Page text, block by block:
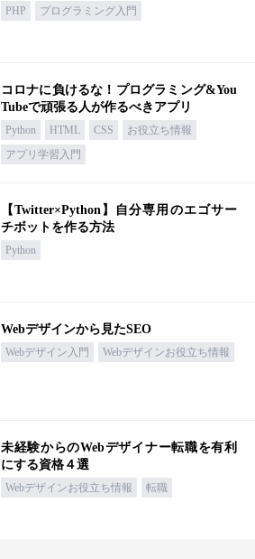
PHP プログラミング入門
コロナに負けるな！プログラミング&You
Tubeで頑張る人が作るべきアプリ
Python HTML CSS
お役立ち情報
アプリ学習入門
【Twitter×Python】自分専用のエゴサー
チボットを作る方法
Python
Webデザインから見たSEO
Webデザイン入門 Webデザインお役立ち情報
未経験からのWebデザイナー転職を有利
にする資格４選
Webデザインお役立ち情報 転職